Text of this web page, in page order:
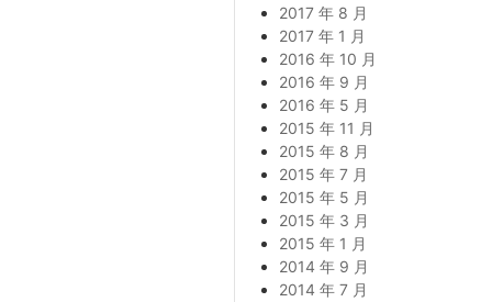
2017 年 8 月
2017 年 1 月
2016 年 10 月
2016 年 9 月
2016 年 5 月
2015 年 11 月
2015 年 8 月
2015 年 7 月
2015 年 5 月
2015 年 3 月
2015 年 1 月
2014 年 9 月
2014 年 7 月